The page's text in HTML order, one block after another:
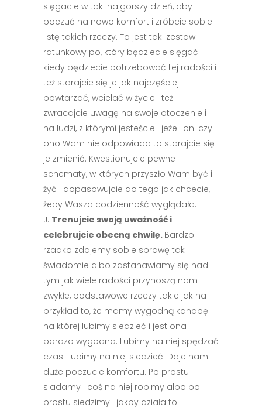
sięgacie w taki najgorszy dzień, aby
poczuć na nowo komfort i zróbcie sobie
listę takich rzeczy. To jest taki zestaw
ratunkowy po, który będziecie sięgać
kiedy będziecie potrzebować tej radości i
też starajcie się je jak najczęściej
powtarzać, wcielać w życie i też
zwracajcie uwagę na swoje otoczenie i
na ludzi, z którymi jesteście i jeżeli oni czy
ono Wam nie odpowiada to starajcie się
je zmienić. Kwestionujcie pewne
schematy, w których przyszło Wam być i
żyć i dopasowujcie do tego jak chcecie,
żeby Wasza codzienność wyglądała.
J: Trenujcie swoją uważność i
celebrujcie obecną chwilę. Bardzo
rzadko zdajemy sobie sprawę tak
świadomie albo zastanawiamy się nad
tym jak wiele radości przynoszą nam
zwykłe, podstawowe rzeczy takie jak na
przykład to, że mamy wygodną kanapę
na której lubimy siedzieć i jest ona
bardzo wygodna. Lubimy na niej spędzać
czas. Lubimy na niej siedzieć. Daje nam
duże poczucie komfortu. Po prostu
siadamy i coś na niej robimy albo po
prostu siedzimy i jakby działa to